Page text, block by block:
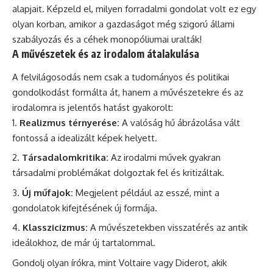
alapjait. Képzeld el, milyen forradalmi gondolat volt ez egy
olyan korban, amikor a gazdaságot még szigorú állami
szabályozás és a céhek monopóliumai uralták!
A művészetek és az irodalom átalakulása
A felvilágosodás nem csak a tudományos és politikai
gondolkodást formálta át, hanem a művészetekre és az
irodalomra is jelentős hatást gyakorolt:
Realizmus térnyerése: A valóság hű ábrázolása vált
fontossá a idealizált képek helyett.
Társadalomkritika: Az irodalmi művek gyakran
társadalmi problémákat dolgoztak fel és kritizáltak.
Új műfajok: Megjelent például az esszé, mint a
gondolatok kifejtésének új formája.
Klasszicizmus: A művészetekben visszatérés az antik
ideálokhoz, de már új tartalommal.
Gondolj olyan írókra, mint Voltaire vagy Diderot, akik